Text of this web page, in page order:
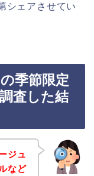
シェアさせてい
季節限定
査した結
ジュ
など